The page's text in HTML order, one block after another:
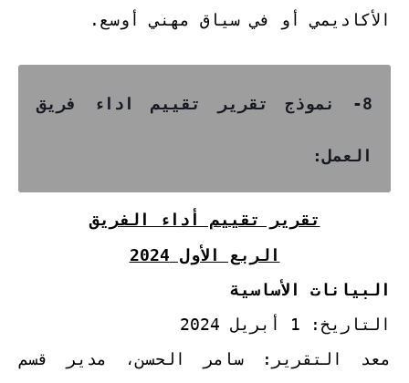
الأكاديمي أو في سياق مهني أوسع.
8- نموذج تقرير تقييم اداء فريق
العمل:
تقرير تقييم أداء الفريق
الربع الأول 2024
البيانات الأساسية
التاريخ: 1 أبريل 2024
معد التقرير: سامر الحسن، مدير قسم